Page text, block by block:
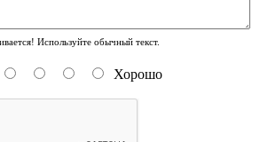
Используйте обычный текст.
Хорошо